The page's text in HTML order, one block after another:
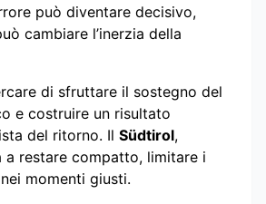
può diventare decisivo,
cambiare l’inerzia della
di sfruttare il sostegno del
e costruire un risultato
del ritorno. Il Südtirol,
a restare compatto, limitare i
momenti giusti.